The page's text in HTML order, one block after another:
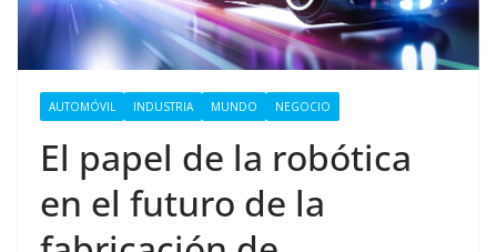
AUTOMÓVIL INDUSTRIA MUNDO NEGOCIO
El papel de la robótica
en el futuro de la